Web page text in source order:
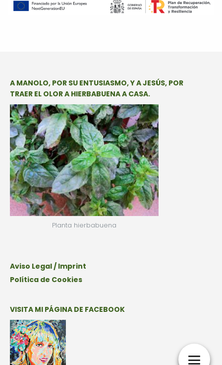
A MANOLO, POR SU ENTUSIASMO, Y A JESÚS, POR
TRAER EL OLOR A HIERBABUENA A CASA.
Planta hierbabuena
Aviso Legal / Imprint
Política de Cookies
VISITA MI PÁGINA DE FACEBOOK